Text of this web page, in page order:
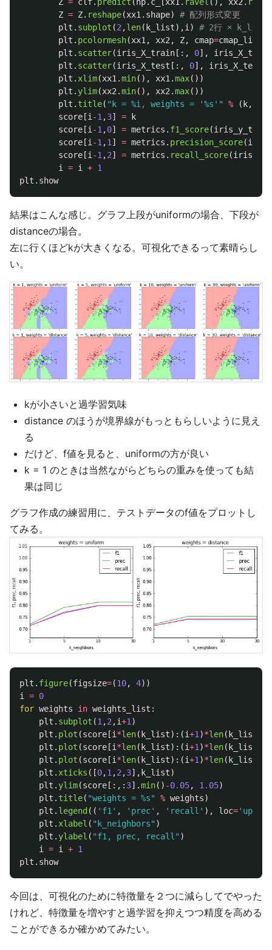
Z = Z. reshape(xx1 . shape)
plt . subplot (2 ,len( k_list),i )
plt . pcolormesh(xx1 , xx2 , Z, cmap=cmap_light
plt . scatter(iris_X_train [:, 0],
iris_X_train
plt . scatter(iris_X_test [:, 0], iris_X_test
plt . xlim(xx1 .min(), xx1 .max())
plt . ylim(xx2 .min(), xx2 .max())
plt . title( " k = %i, weights = '%s '" % ( k,
score [i -1 ,3] =
k
score [i -1 ,0] = metrics . f1_score(iris_y_test
score [i -1 ,1 ] = metrics . precision_score(
score [i -1 ,2] = metrics . recall_score(
i
= i + 1
plt . show
結果はこんな感じ。グラフ上段がuniformの場合、下段が
distanceの場合。
左に行くほどkが大きくなる。可視化できるって素晴らし
い。
kが小さいと過学習気味
distance のほうが境界線がもっともらしいように見え
る
だけど、f値を見ると、uniformの方が良い
k = 1 のときは当然ながらどちらの重みを使っても結
果は同じ
グラフ作成の練習用に、テストデータのf値をプロットし
てみる。
plt . figure(figsize=(10, 4))
i
= 0
for weights in weights_list :
plt . subplot (1 ,2 ,i+1 )
plt . plot (score[i *len(k_list):(i+1 )*len(k_list
plt . plot (score[i *len(k_list):(i+1 )*len(k_list
plt . plot (score[i *len(k_list):(i+1 )*len(k_list
plt . xticks ([0,1 ,2 ,3],k_list)
plt . ylim(score[:,: 3].min() -0.05, 1.05)
plt . title( "weights = %s" % weights)
plt . legend(( ' f1 ' , ' prec' , ' recall ' ), loc='
plt . xlabel ( "k_neighbors" )
plt . ylabel ( "f1, prec, recall " )
i
= i + 1
plt . show
今回は、可視化のために特徴量を２つに減らしてでやった
けれど、特徴量を増やすと過学習を抑えつつ精度を高める
ことができるか確かめてみたい。